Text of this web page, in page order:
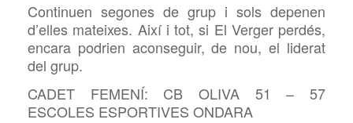
Continuen segones de grup i sols depenen
d’elles mateixes. Així i tot, si El Verger perdés,
encara podrien aconseguir, de nou, el liderat
del grup.
CADET FEMENÍ: CB OLIVA 51 – 57
ESCOLES ESPORTIVES ONDARA